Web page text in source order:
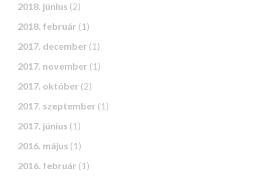
2018. június (2)
2018. február (1)
2017. december (1)
2017. november (1)
2017. október (2)
2017. szeptember (1)
2017. június (1)
2016. május (1)
2016. február (1)